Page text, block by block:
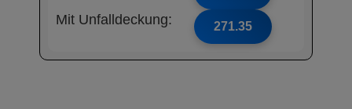
Mit Unfalldeckung: 271.35